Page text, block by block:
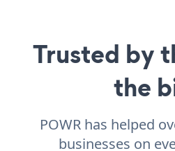
Trusted by
the
POWR has helped
businesses on